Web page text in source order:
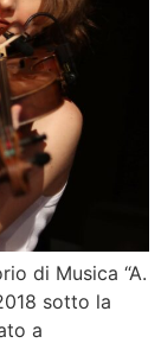
di Musica “A.
sotto la
a